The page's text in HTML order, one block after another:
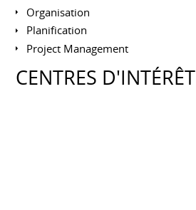
Organisation
Planification
Project Management
CENTRES D'INTÉRÊT